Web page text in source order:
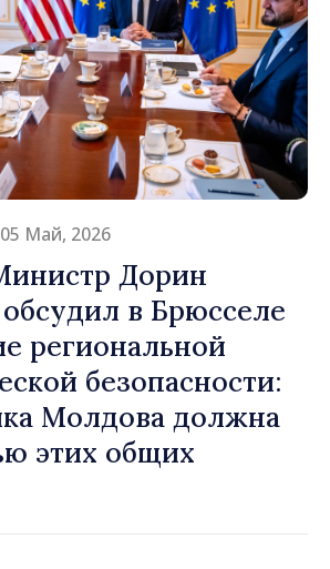
Май, 2026
Дорин
в Брюсселе
региональной
безопасности:
Молдова должна
этих общих